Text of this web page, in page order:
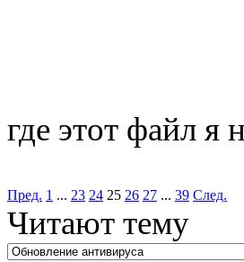
где этот файл я
Пред. 1 ... 23 24 25 26 27 ... 39 След.
Читают тему